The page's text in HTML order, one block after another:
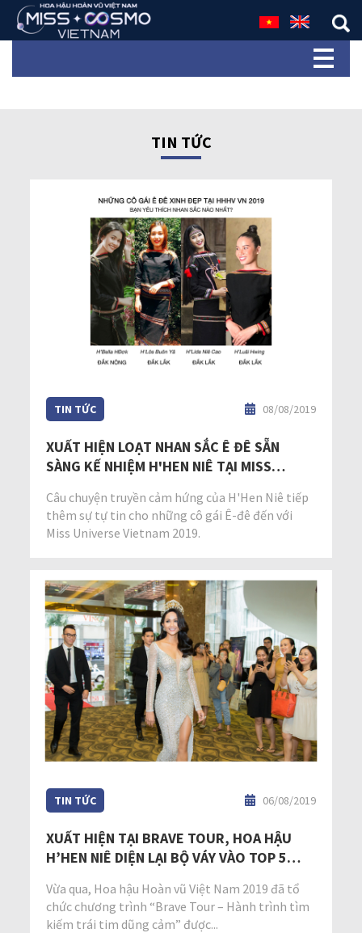
TIN TỨC
TIN TỨC 08/08/2019
XUẤT HIỆN LOẠT NHAN SẮC Ê ĐÊ SẴN
SÀNG KẾ NHIỆM H'HEN NIÊ TẠI MISS
Câu chuyện truyền cảm hứng của H'Hen Niê tiếp
thêm sự tự tin cho những cô gái Ê-đê đến với
Miss Universe Vietnam 2019.
TIN TỨC 06/08/2019
XUẤT HIỆN TẠI BRAVE TOUR, HOA HẬU
H’HEN NIÊ DIỆN LẠI BỘ VÁY VÀO TOP 5
Vừa qua, Hoa hậu Hoàn vũ Việt Nam 2019 đã tổ
chức chương trình “Brave Tour – Hành trình tìm
kiếm trái tim dũng cảm” được...